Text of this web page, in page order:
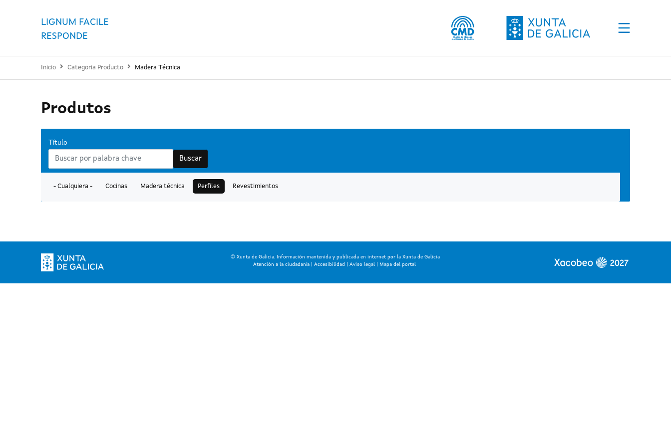
LIGNUM FACILE
RESPONDE
Inicio Categoria Producto Madera Técnica
Produtos
Título
- Cualquiera - Cocinas Madera técnica Perfiles Revestimientos
Buscar
© Xunta de Galicia. Información mantenida y publicada en internet por la Xunta de Galicia
Atención a la ciudadanía
Accesibilidad Aviso legal Mapa del portal